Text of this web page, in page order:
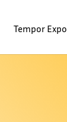
Tempor Expo